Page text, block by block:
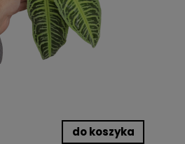
do koszyka